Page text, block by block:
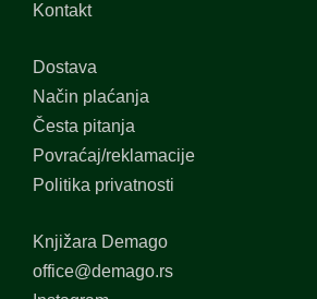
Kontakt
Dostava
Način plaćanja
Česta pitanja
Povraćaj/reklamacije
Politika privatnosti
Knjižara Demago
office@demago.rs